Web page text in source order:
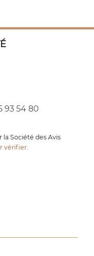
93 54 80
la Société des Avis
vérifier.